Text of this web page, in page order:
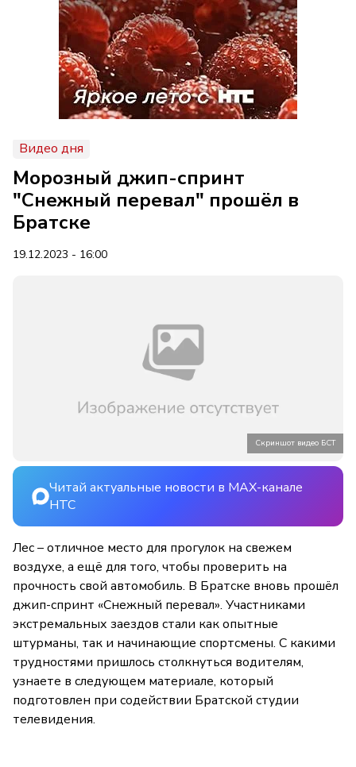
Видео дня
Морозный джип-спринт
"Снежный перевал" прошёл в
Братске
19.12.2023 - 16:00
Скриншот видео БСТ
Читай актуальные новости в MAX-канале
НТС
Лес – отличное место для прогулок на свежем
воздухе, а ещё для того, чтобы проверить на
прочность свой автомобиль. В Братске вновь прошёл
джип-спринт «Снежный перевал». Участниками
экстремальных заездов стали как опытные
штурманы, так и начинающие спортсмены. С какими
трудностями пришлось столкнуться водителям,
узнаете в следующем материале, который
подготовлен при содействии Братской студии
телевидения.